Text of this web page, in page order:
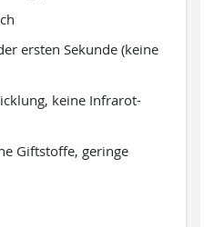
ersten Sekunde (keine
keine Infrarot-
Giftstoffe, geringe